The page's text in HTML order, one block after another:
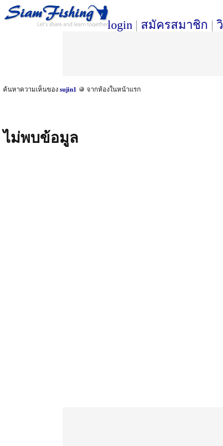
login | สมัครสมาชิก |
ค้นหาความเห็นของ sujin1 จากห้องในหน้าแรก
ไม่พบข้อมูล